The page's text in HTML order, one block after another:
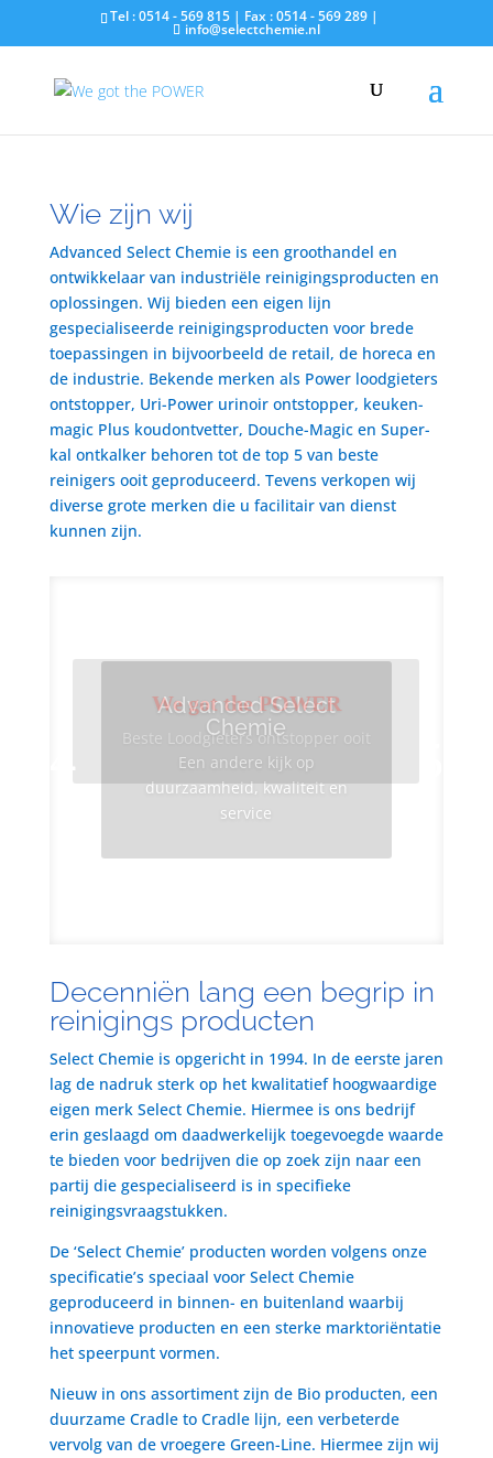
Tel : 0514 - 569 815 | Fax : 0514 - 569 289 |
info@selectchemie.nl
Wie zijn wij
Advanced Select Chemie is een groothandel en
ontwikkelaar van industriële reinigingsproducten en
oplossingen. Wij bieden een eigen lijn
gespecialiseerde reinigingsproducten voor brede
toepassingen in bijvoorbeeld de retail, de horeca en
de industrie. Bekende merken als Power loodgieters
ontstopper, Uri-Power urinoir ontstopper, keuken-
magic Plus koudontvetter, Douche-Magic en Super-
kal ontkalker behoren tot de top 5 van beste
reinigers ooit geproduceerd. Tevens verkopen wij
diverse grote merken die u facilitair van dienst
kunnen zijn.
Advanced Select
Chemie
Een andere kijk op
duurzaamheid, kwaliteit en
service
We got the POWER
Beste Loodgieters ontstopper ooit
Decenniën lang een begrip in
reinigings producten
Select Chemie is opgericht in 1994. In de eerste jaren
lag de nadruk sterk op het kwalitatief hoogwaardige
eigen merk Select Chemie. Hiermee is ons bedrijf
erin geslaagd om daadwerkelijk toegevoegde waarde
te bieden voor bedrijven die op zoek zijn naar een
partij die gespecialiseerd is in specifieke
reinigingsvraagstukken.
De ‘Select Chemie’ producten worden volgens onze
specificatie’s speciaal voor Select Chemie
geproduceerd in binnen- en buitenland waarbij
innovatieve producten en een sterke marktoriëntatie
het speerpunt vormen.
Nieuw in ons assortiment zijn de Bio producten, een
duurzame Cradle to Cradle lijn, een verbeterde
vervolg van de vroegere Green-Line. Hiermee zijn wij